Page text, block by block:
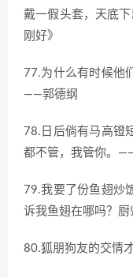
戴一假头套，天底
刚好》
77.为什么有时候他
——郭德纲
78.日后倘有马高镫
都不管，我管你。
79.我要了份鱼翅炒
诉我鱼翅在哪吗？
80.狐朋狗友的交情